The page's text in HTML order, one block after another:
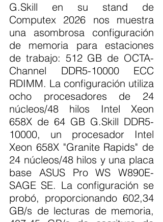
G.Skill en su stand de
Computex 2026 nos muestra
una asombrosa configuración
de memoria para estaciones
de trabajo: 512 GB de OCTA-
Channel DDR5-10000 ECC
RDIMM. La configuración utiliza
ocho procesadores de 24
núcleos/48 hilos Intel Xeon
658X de 64 GB G.Skill DDR5-
10000, un procesador Intel
Xeon 658X "Granite Rapids" de
24 núcleos/48 hilos y una placa
base ASUS Pro WS W890E-
SAGE SE. La configuración se
probó, proporcionando 602,34
GB/s de lecturas de memoria,